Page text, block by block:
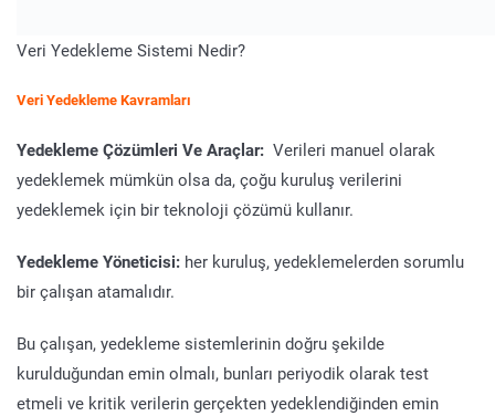
Veri Yedekleme Sistemi Nedir?
Veri Yedekleme Kavramları
Yedekleme Çözümleri Ve Araçlar: Verileri manuel olarak
yedeklemek mümkün olsa da, çoğu kuruluş verilerini
yedeklemek için bir teknoloji çözümü kullanır.
Yedekleme Yöneticisi: her kuruluş, yedeklemelerden sorumlu
bir çalışan atamalıdır.
Bu çalışan, yedekleme sistemlerinin doğru şekilde
kurulduğundan emin olmalı, bunları periyodik olarak test
etmeli ve kritik verilerin gerçekten yedeklendiğinden emin